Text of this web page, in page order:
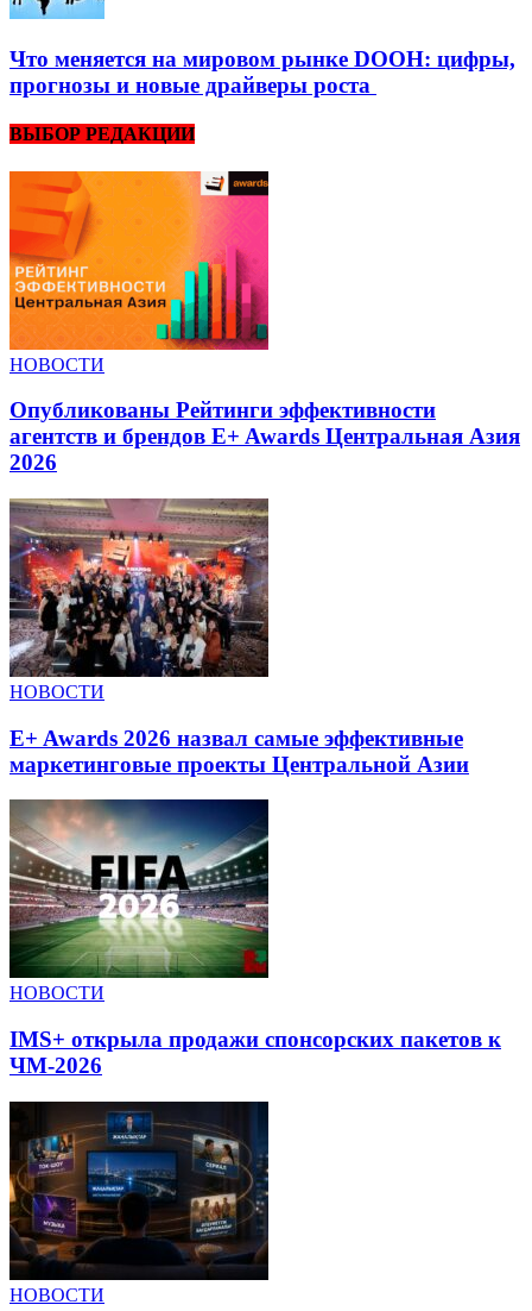
Что меняется на мировом рынке DOOH: цифры,
прогнозы и новые драйверы роста
ВЫБОР РЕДАКЦИИ
НОВОСТИ
Опубликованы Рейтинги эффективности
агентств и брендов E+ Awards Центральная Азия
2026
НОВОСТИ
E+ Awards 2026 назвал самые эффективные
маркетинговые проекты Центральной Азии
НОВОСТИ
IMS+ открыла продажи спонсорских пакетов к
ЧМ-2026
НОВОСТИ